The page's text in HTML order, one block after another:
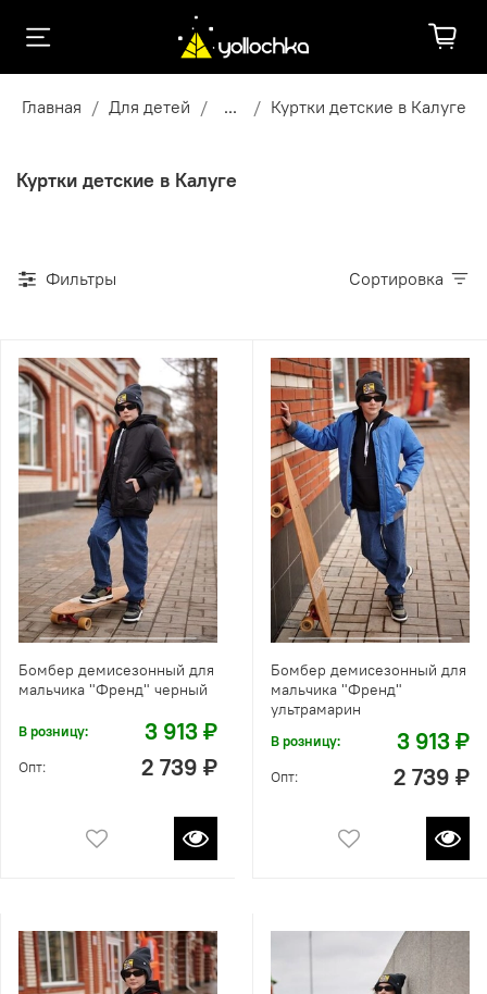
Главная Для детей ... Куртки детские в Калуге
Куртки детские в Калуге
Фильтры Сортировка
Бомбер демисезонный для
мальчика "Френд" черный
В розницу: 3 913 ₽
Опт: 2 739 ₽
Бомбер демисезонный для
мальчика "Френд"
ультрамарин
В розницу: 3 913 ₽
Опт: 2 739 ₽